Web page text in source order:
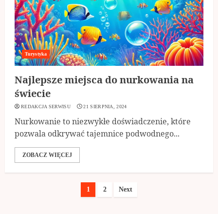
Turystyka
Najlepsze miejsca do nurkowania na
świecie
REDAKCJA SERWISU 21 SIERPNIA, 2024
Nurkowanie to niezwykłe doświadczenie, które
pozwala odkrywać tajemnice podwodnego...
ZOBACZ WIĘCEJ
Nawigacja
1 2 Next